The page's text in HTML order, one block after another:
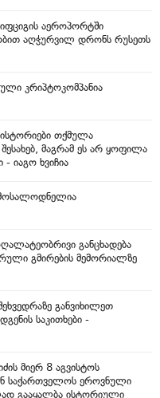
აეროპორტში
აღჭურვილ დრონს რუსეთს
კრიპტოკომპანია
ისტორიები თქმულა
მაგრამ ეს არ ყოფილა
- იაგო ხვიჩია
განცხადება
გმირების მემორიალზე
განვიხილეთ
საკითხები -
მიერ 8 აგვისტოს
საქართველოს ეროვნული
გააყალბა ისტორიული